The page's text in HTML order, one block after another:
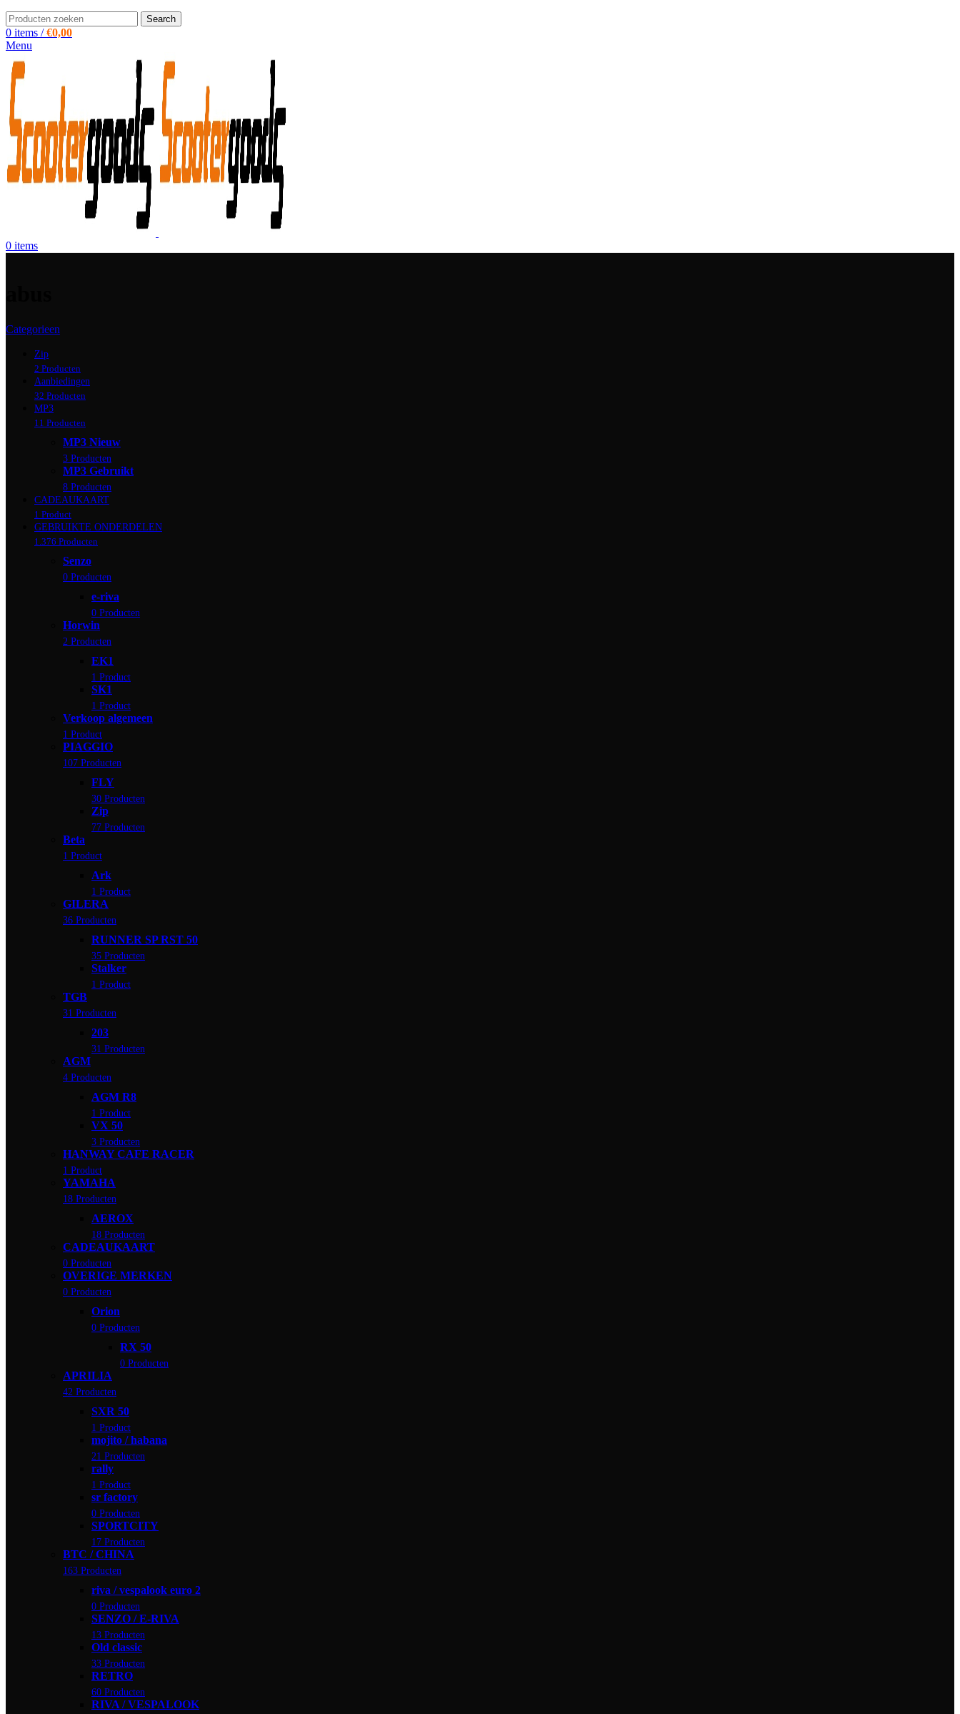
Search
0 items / €0,00
Menu
0 items
Categorieen
Zip
2 Producten
Aanbiedingen
32 Producten
MP3
11 Producten
MP3 Nieuw
3 Producten
MP3 Gebruikt
8 Producten
CADEAUKAART
1 Product
GEBRUIKTE ONDERDELEN
1.376 Producten
Senzo
0 Producten
e-riva
0 Producten
Horwin
2 Producten
EK1
1 Product
SK1
1 Product
Verkoop algemeen
1 Product
PIAGGIO
107 Producten
FLY
30 Producten
Zip
77 Producten
Beta
1 Product
Ark
1 Product
GILERA
36 Producten
RUNNER SP RST 50
35 Producten
Stalker
1 Product
TGB
31 Producten
203
31 Producten
AGM
4 Producten
AGM R8
1 Product
VX 50
3 Producten
HANWAY CAFE RACER
1 Product
YAMAHA
18 Producten
AEROX
18 Producten
CADEAUKAART
0 Producten
OVERIGE MERKEN
0 Producten
Orion
0 Producten
RX 50
0 Producten
APRILIA
42 Producten
SXR 50
1 Product
mojito / habana
21 Producten
rally
1 Product
sr factory
0 Producten
SPORTCITY
17 Producten
BTC / CHINA
163 Producten
riva / vespalook euro 2
0 Producten
SENZO / E-RIVA
13 Producten
Old classic
33 Producten
RETRO
60 Producten
RIVA / VESPALOOK